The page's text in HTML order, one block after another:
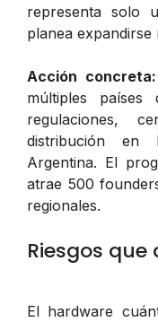
representa solo
planea expandirse
Acción concreta:
múltiples
regulaciones,
distribución en
Argentina. El
atrae 500
regionales.
Riesgos
El hardware